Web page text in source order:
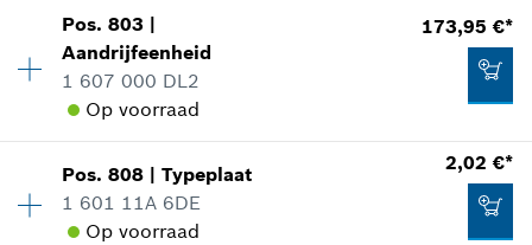
2,89 €*
Prijs incl. BTW
4,88 €*
Prijs incl. BTW
Beschikbaarheid
Prijsgroep:23
reserveonderdelen informatie
Toepassingsinstructie
In weergave tonen
Pos.803 |
Aandrijfeenheid
1 607 000 DL2
Op voorraad
173,95 €*
Beschikbaarheid 1
Prijsgroep :49
reserveonderdelen informatie
Pos.808 |Typeplaat
1 601 11A 6DE
Op voorraad
2,02 €*